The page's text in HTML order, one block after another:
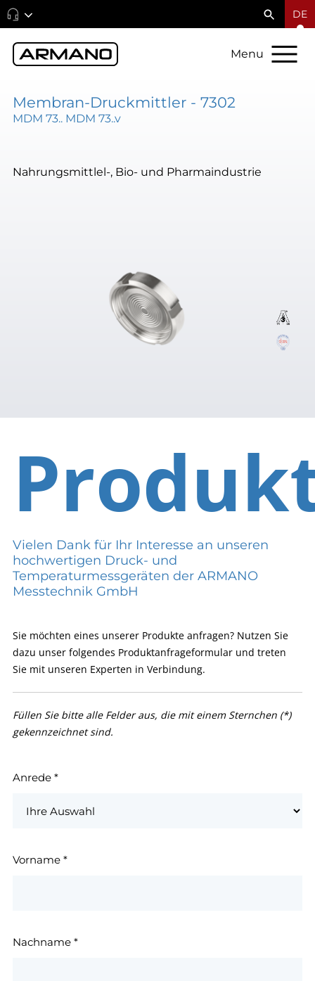
DE
Menu
Membran-Druckmittler - 7302
MDM 73.. MDM 73..v
Nahrungsmittlel-, Bio- und Pharmaindustrie
Vielen Dank für Ihr Interesse an unseren
hochwertigen Druck- und
Temperaturmessgeräten der ARMANO
Messtechnik GmbH
Sie möchten eines unserer Produkte anfragen? Nutzen Sie
dazu unser folgendes Produktanfrageformular und treten
Sie mit unseren Experten in Verbindung.
Füllen Sie bitte alle Felder aus, die mit einem Sternchen (*)
gekennzeichnet sind.
Anrede *
Vorname *
Nachname *